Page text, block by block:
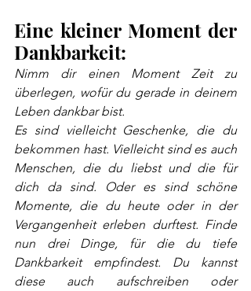
Eine kleiner Moment der
Dankbarkeit:
Nimm dir einen Moment Zeit zu
überlegen, wofür du gerade in deinem
Leben dankbar bist.
Es sind vielleicht Geschenke, die du
bekommen hast. Vielleicht sind es auch
Menschen, die du liebst und die für
dich da sind. Oder es sind schöne
Momente, die du heute oder in der
Vergangenheit erleben durftest. Finde
nun drei Dinge, für die du tiefe
Dankbarkeit empfindest. Du kannst
diese auch aufschreiben oder